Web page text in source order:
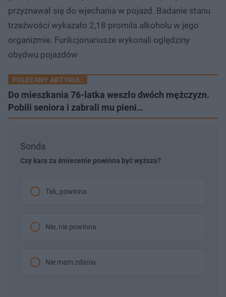
przyznawał się do wjechania w pojazd. Badanie stanu
trzeźwości wykazało 2,18 promila alkoholu w jego
organizmie. Funkcjonariusze wykonali oględziny
obydwu pojazdów
POLECANY ARTYKUŁ:
Do mieszkania 76-latka weszło dwóch mężczyzn.
Pobili seniora i zabrali mu pieni…
Sonda
Czy kara za śmiecenie powinna być wyższa?
Tak, powinna
Nie, nie powinna
Nie mam zdania